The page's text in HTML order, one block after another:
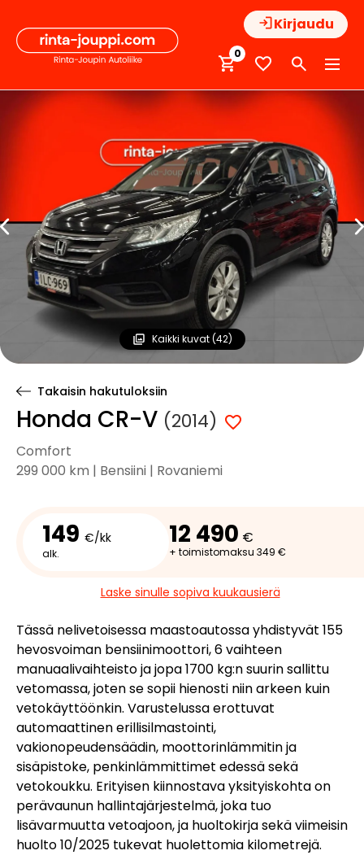
sisältöön
Kirjaudu
0
Kaikki kuvat (42)
Takaisin hakutuloksiin
Honda CR-V (2014)
Comfort
299 000 km | Bensiini | Rovaniemi
149 €/kk
alk.
12 490 €
+ toimistomaksu 349 €
Laske sinulle sopiva kuukausierä
Tässä nelivetoisessa maastoautossa yhdistyvät 155
hevosvoiman bensiinimoottori, 6 vaihteen
manuaalivaihteisto ja jopa 1700 kg:n suurin sallittu
vetomassa, joten se sopii hienosti niin arkeen kuin
vetokäyttöönkin. Varustelussa erottuvat
automaattinen erillisilmastointi,
vakionopeudensäädin, moottorinlämmitin ja
sisäpistoke, penkinlämmittimet edessä sekä
vetokoukku. Erityisen kiinnostava yksityiskohta on
perävaunun hallintajärjestelmä, joka tuo
lisävarmuutta vetoajoon, ja huoltokirja sekä viimeisin
huolto 10/2025 tukevat huolettomia kilometrejä.